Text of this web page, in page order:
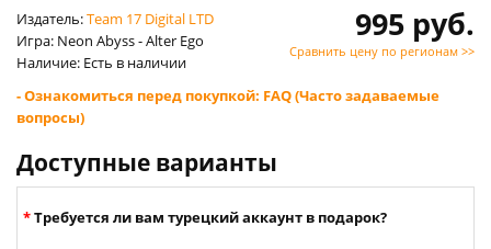
Издатель:Team 17 Digital LTD
Игра: Neon Abyss - Alter Ego
Наличие: Есть в наличии
995 руб.
Сравнить цену по регионам >>
- Ознакомиться перед покупкой: FAQ (Часто задаваемые
вопросы)
Доступные варианты
Требуется ли вам турецкий аккаунт в подарок?